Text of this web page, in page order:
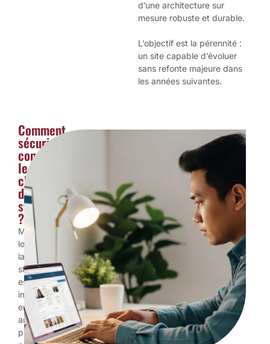
d’une architecture sur
mesure robuste et durable.
L’objectif est la pérennité :
un site capable d’évoluer
sans refonte majeure dans
les années suivantes.
Comment
sécuriser
concrètement
le
choix
de
stack
?
Même
lorsque
la
stack
est
imposée
en
amont,
plusieurs